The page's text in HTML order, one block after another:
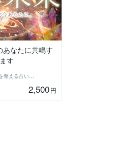
あなたに共鳴す
す
まな☆石との絆を整える占い師＆セラピスト
2,500円